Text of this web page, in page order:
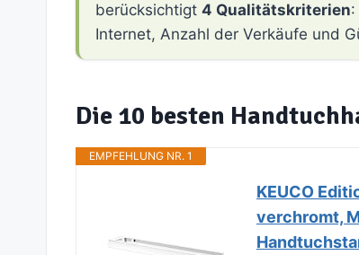
berücksichtigt 4 Qualitätskriterien
Internet, Anzahl der Verkäufe und
Die 10 besten
EMPFEHLUNG NR. 1
KEUCO
verchromt,